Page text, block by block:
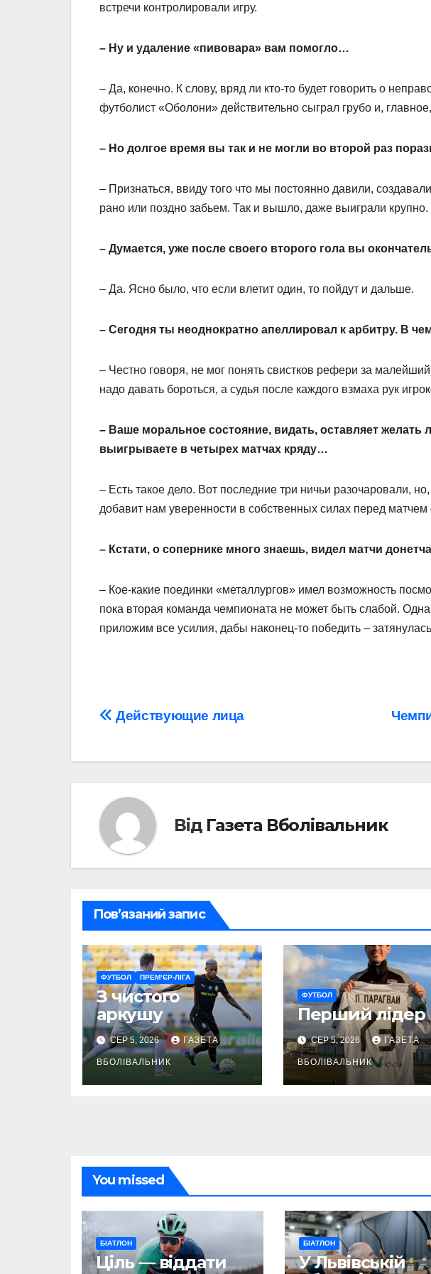
встречи контролировали игру.
– Ну и удаление «пивовара» вам помогло…
– Да, конечно. К слову, вряд ли кто-то будет говорить о
футболист «Оболони» действительно сыграл грубо и,
– Но долгое время вы так и не могли во второй раз
– Признаться, ввиду того что мы постоянно давили,
рано или поздно забьем. Так и вышло, даже выиграли крупно.
– Думается, уже после своего второго гола вы
– Да. Ясно было, что если влетит один, то пойдут и дальше.
– Сегодня ты неоднократно апеллировал к арбитру. В
– Честно говоря, не мог понять свистков рефери за
надо давать бороться, а судья после каждого взмаха рук
– Ваше моральное состояние, видать, оставляет желать
выигрываете в четырех матчах кряду…
– Есть такое дело. Вот последние три ничьи разочаровали,
добавит нам уверенности в собственных силах перед
– Кстати, о сопернике много знаешь, видел матчи
– Кое-какие поединки «металлургов» имел возможность
пока вторая команда чемпионата не может быть слабой.
приложим все усилия, дабы наконец-то победить –
Навігація
Действующие лица
Від Газета Вболівальник
Пов’язаний запис
ФУТБОЛ ПРЕМ’ЄР-ЛІГА
З чистого
аркушу
СЕР 5, 2026 ГАЗЕТА
ВБОЛІВАЛЬНИК
ФУТБОЛ
Перший лідер
СЕР 5, 2026 ГАЗЕТА
ВБОЛІВАЛЬНИК
You missed
БІАТЛОН
Ціль — віддати
БІАТЛОН
У Львівській